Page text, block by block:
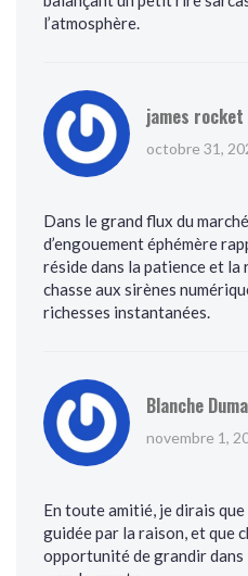
l’atmosphère.
james rocket
octobre 31,
Dans le grand flux du
d’engouement éphémère
réside dans la patience et la
chasse aux sirènes
richesses instantanées.
Blanche
novembre 1,
En toute amitié, je dirais
guidée par la raison, et que
opportunité de grandir dans